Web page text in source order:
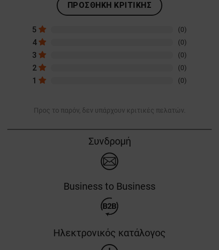
ΠΡΟΣΘΉΚΗ ΚΡΙΤΙΚΉΣ
5 (0)
4 (0)
3 (0)
2 (0)
1 (0)
Προς το παρόν, δεν υπάρχουν κριτικές πελατών.
Συνδρομή
Business to Business
Ηλεκτρονικός κατάλογος